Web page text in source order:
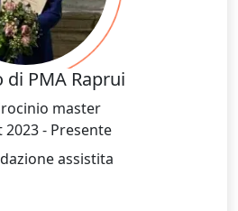
di PMA Raprui
master
2023 - Presente
assistita